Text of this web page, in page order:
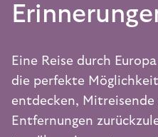
Eine Reise durch
die perfekte
entdecken,
Entfernungen